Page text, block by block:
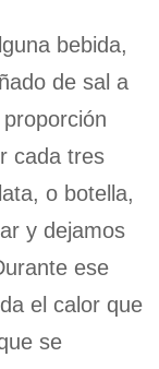
bebida,
de sal a
cada tres
o botella,
y dejamos
ese
el calor que
se